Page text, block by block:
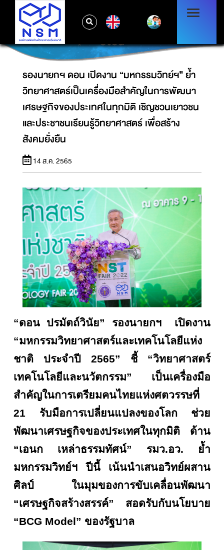
วิทยาศาสตร์เป็นเครื่องมือสำคัญในการพัฒนา
เศรษฐกิจของประเทศในทุกมิติ เชิญชวนเยาวชน
และประชาชนเรียนรู้วิทยาศาสตร์ เพื่อสร้างสังคม
ยั่งยืน
รองนายกฯ ดอน เปิดงาน “มหกรรมวิทย์ฯ” ย้ำ
วิทยาศาสตร์เป็นเครื่องมือสำคัญในการพัฒนา
เศรษฐกิจของประเทศในทุกมิติ เชิญชวนเยาวชน
และประชาชนเรียนรู้วิทยาศาสตร์ เพื่อสร้าง
สังคมยั่งยืน
14 ส.ค. 2565
“ดอน ปรมัตถ์วินัย” รองนายกฯ เปิดงาน
“มหกรรมวิทยาศาสตร์และเทคโนโลยีแห่ง
ชาติ ประจำปี 2565” ชี้ “วิทยาศาสตร์
เทคโนโลยีและนวัตกรรม” เป็นเครื่องมือ
สำคัญในการเตรียมคนไทยแห่งศตวรรษที่
21 รับมือการเปลี่ยนแปลงของโลก ช่วย
พัฒนาเศรษฐกิจของประเทศในทุกมิติ ด้าน
“เอนก เหล่าธรรมทัศน์” รมว.อว. ย้ำ
มหกรรมวิทย์ฯ ปีนี้ เน้นนำเสนอวิทย์ผสาน
ศิลป์ ในมุมของการขับเคลื่อนพัฒนา
“เศรษฐกิจสร้างสรรค์” สอดรับกับนโยบาย
“BCG Model” ของรัฐบาล